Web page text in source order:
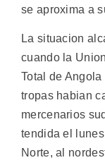
se aproxima a
La situacion
cuando la
Total de
tropas habian
mercenarios
tendida el
Norte, al